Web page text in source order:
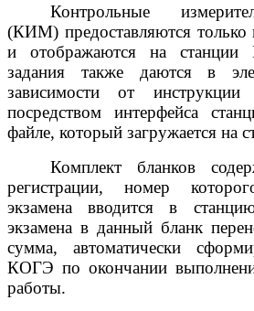
Контрольные
(КИМ) предоставляются только
и отображаются на
задания также даются в
зависимости от
посредством интерфейса
файле, который загружается на
Комплект бланков
регистрации, номер
экзамена вводится в
экзамена в данный бланк
сумма, автоматически
КОГЭ по окончании
работы.